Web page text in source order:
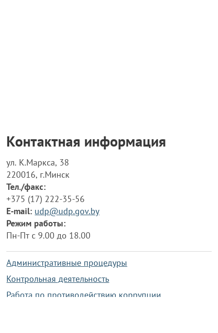
Контактная информация
ул. К.Маркса, 38
220016, г.Минск
Тел./факс:
+375 (17) 222-35-56
E-mail: udp@udp.gov.by
Режим работы:
Пн-Пт с 9.00 до 18.00
Административные процедуры
Контрольная деятельность
Работа по противодействию коррупции